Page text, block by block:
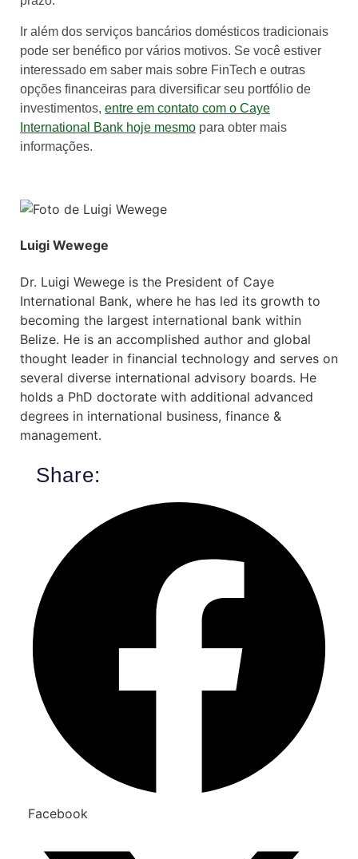
Ir além dos serviços bancários domésticos tradicionais
pode ser benéfico por vários motivos. Se você estiver
interessado em saber mais sobre FinTech e outras
opções financeiras para diversificar seu portfólio de
investimentos, entre em contato com o Caye
International Bank hoje mesmo para obter mais
informações.
Luigi Wewege
Dr. Luigi Wewege is the President of Caye
International Bank, where he has led its growth to
becoming the largest international bank within
Belize. He is an accomplished author and global
thought leader in financial technology and serves on
several diverse international advisory boards. He
holds a PhD doctorate with additional advanced
degrees in international business, finance &
management.
Share:
Facebook